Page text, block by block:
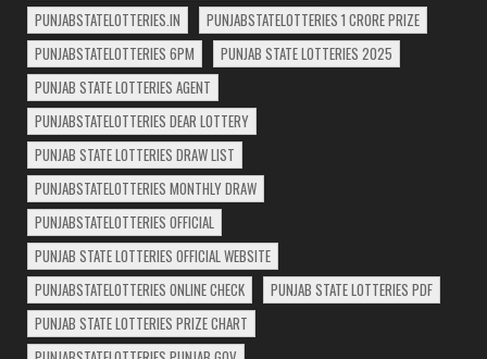
PUNJABSTATELOTTERIES.IN
PUNJABSTATELOTTERIES 1 CRORE PRIZE
PUNJABSTATELOTTERIES 6PM
PUNJAB STATE LOTTERIES 2025
PUNJAB STATE LOTTERIES AGENT
PUNJABSTATELOTTERIES DEAR LOTTERY
PUNJAB STATE LOTTERIES DRAW LIST
PUNJABSTATELOTTERIES MONTHLY DRAW
PUNJABSTATELOTTERIES OFFICIAL
PUNJAB STATE LOTTERIES OFFICIAL WEBSITE
PUNJABSTATELOTTERIES ONLINE CHECK
PUNJAB STATE LOTTERIES PDF
PUNJAB STATE LOTTERIES PRIZE CHART